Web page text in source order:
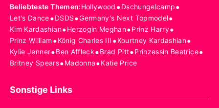
Beliebteste Themen:Hollywood •Dschungelcamp•
Let's Dance•DSDS•Germany's Next Topmodel•
Kim Kardashian•Herzogin Meghan•Prinz Harry•
Prinz William •König Charles III •Kourtney Kardashian•
Kylie Jenner•Ben Affleck•Brad Pitt•Prinzessin Beatrice•
Britney Spears•Madonna•Katie Price
Sonstige Links